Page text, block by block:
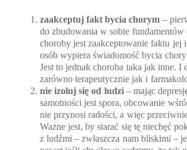
zaakceptuj fakt bycia chorym –
do zbudowania w sobie fundamentów
choroby jest zaakceptowanie faktu jej
osób wypiera świadomość bycia
Jest to jednak choroba taka jak inne. I
zarówno terapeutycznie jak i
nie izoluj się od ludzi– mając
samotności jest spora, obcowanie
nie przynosi radości, a więc
Ważne jest, by starać się tę niechęć
z ludźmi – zwłaszcza nam bliskimi –